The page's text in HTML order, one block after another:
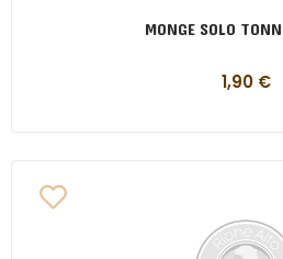
MONGE SOLO
1,90 €